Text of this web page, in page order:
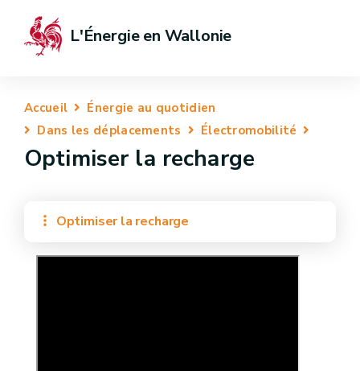
L'Énergie en Wallonie
Accueil
Énergie au quotidien
Dans les déplacements
Électromobilité
Optimiser la recharge
Optimiser la recharge